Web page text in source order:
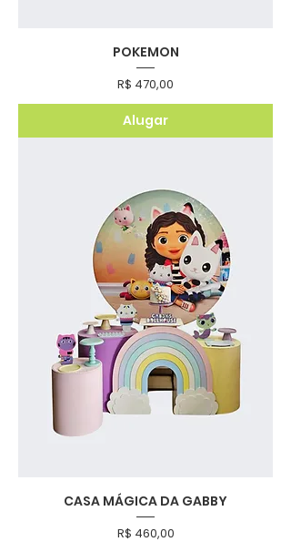
POKEMON
Preço
R$ 470,00
Alugar
CASA MÁGICA DA GABBY
Preço
R$ 460,00